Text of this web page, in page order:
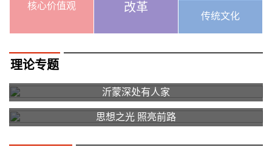
核心价值观
改革
传统文化
理论专题
沂蒙深处有人家
思想之光 照亮前路